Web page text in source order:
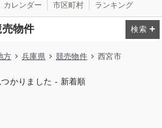
カレンダー 市区町村 ランキング
物件
方 兵庫県 競売物件 西宮市
つかりました - 新着順